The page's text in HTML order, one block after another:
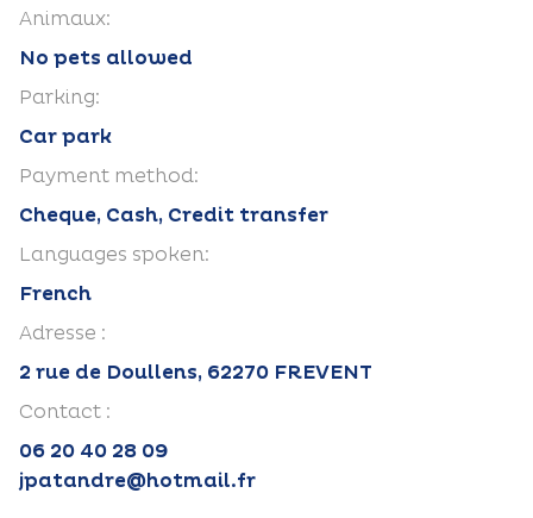
Animaux:
No pets allowed
Parking:
Car park
Payment method:
Cheque, Cash, Credit transfer
Languages spoken:
French
Adresse :
2 rue de Doullens, 62270 FREVENT
Contact :
06 20 40 28 09
jpatandre@hotmail.fr